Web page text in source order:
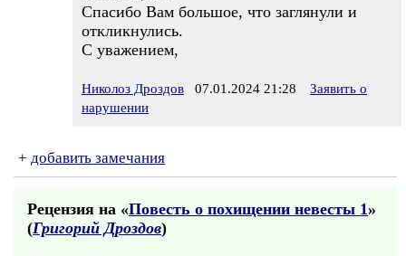
Спасибо Вам большое, что заглянули и
откликнулись.
С уважением,
Николоз Дроздов 07.01.2024 21:28
Заявить о
нарушении
+ добавить замечания
Рецензия на «Повесть о похищении невесты 1»
(Григорий Дроздов)